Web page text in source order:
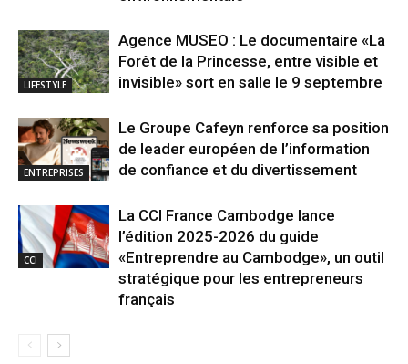
LIFESTYLE
Agence MUSEO : Le documentaire «La
Forêt de la Princesse, entre visible et
invisible» sort en salle le 9 septembre
ENTREPRISES
Le Groupe Cafeyn renforce sa position
de leader européen de l’information
de confiance et du divertissement
CCI
La CCI France Cambodge lance
l’édition 2025-2026 du guide
«Entreprendre au Cambodge», un outil
stratégique pour les entrepreneurs
français